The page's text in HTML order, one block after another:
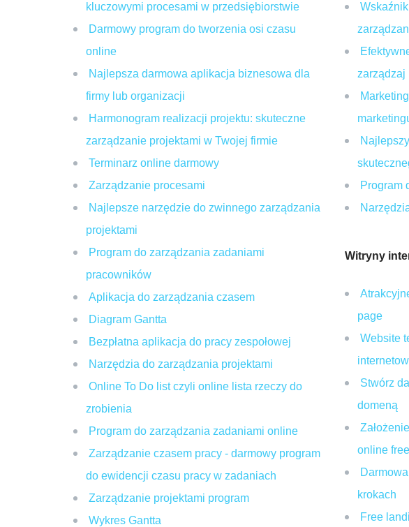
kluczowymi procesami w przedsiębiorstwie
Darmowy program do tworzenia osi czasu
online
Najlepsza darmowa aplikacja biznesowa dla
firmy lub organizacji
Harmonogram realizacji projektu: skuteczne
zarządzanie projektami w Twojej firmie
Terminarz online darmowy
Zarządzanie procesami
Najlepsze narzędzie do zwinnego zarządzania
projektami
Program do zarządzania zadaniami
pracowników
Aplikacja do zarządzania czasem
Diagram Gantta
Bezpłatna aplikacja do pracy zespołowej
Narzędzia do zarządzania projektami
Online To Do list czyli online lista rzeczy do
zrobienia
Program do zarządzania zadaniami online
Zarządzanie czasem pracy - darmowy program
do ewidencji czasu pracy w zadaniach
Zarządzanie projektami program
Wykres Gantta
zarządzaj
Program
Witryny
page
Website
Stwórz
domeną
online free
krokach
Free